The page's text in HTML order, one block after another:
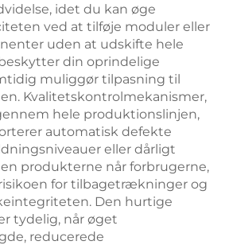
idet du kan øge
ved at tilføje moduler eller
uden at udskifte hele
din oprindelige
muliggør tilpasning til
Kvalitetskontrolmekanismer,
hele produktionslinjen,
automatisk defekte
eller dårligt
produkterne når forbrugerne,
for tilbagetrækninger og
Den hurtige
tydelig, når øget
reducerede